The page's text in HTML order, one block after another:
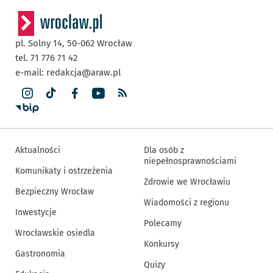
pl. Solny 14, 50-062 Wrocław
tel. 71 776 71 42
e-mail: redakcja@araw.pl
Aktualności
Komunikaty i ostrzeżenia
Bezpieczny Wrocław
Inwestycje
Wrocławskie osiedla
Gastronomia
Dla osób z
niepełnosprawnościami
Zdrowie we Wrocławiu
Wiadomości z regionu
Polecamy
Konkursy
Quizy